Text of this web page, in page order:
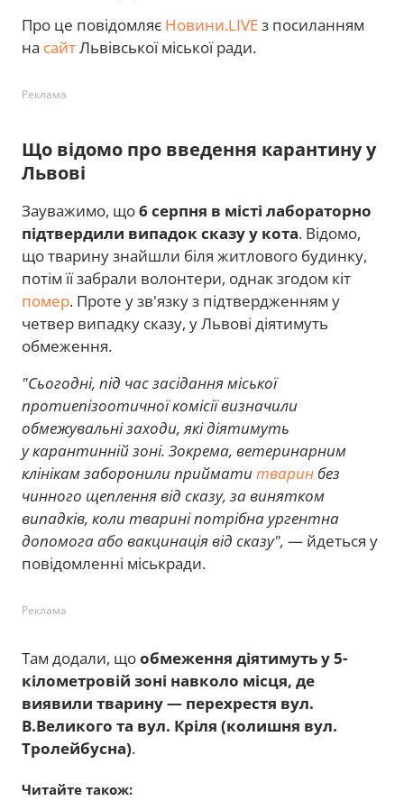
Про це повідомляє Новини.LIVEз посиланням
на сайтЛьвівської міської ради.
Реклама
Що відомо про введення карантину у
Львові
Зауважимо, що6 серпня в місті лабораторно
підтвердили випадок сказу у кота. Відомо,
що тварину знайшли біля житлового будинку,
потім її забрали волонтери, однак згодом кіт
помер. Проте у зв'язку з підтвердженням у
четвер випадку сказу, у Львові діятимуть
обмеження.
"Сьогодні, під час засідання міської
протиепізоотичної комісії визначили
обмежувальні заходи, які діятимуть
у карантинній зоні. Зокрема, ветеринарним
клінікам заборонили прийматитваринбез
чинного щеплення від сказу, за винятком
випадків, коли тварині потрібна ургентна
допомога або вакцинація від сказу", — йдеться у
повідомленні міськради.
Реклама
Там додали, щообмеження діятимуть у 5-
кілометровій зоні навколо місця, де
виявили тварину — перехрестя вул.
В.Великого та вул. Кріля (колишня вул.
Тролейбусна).
Читайте також: